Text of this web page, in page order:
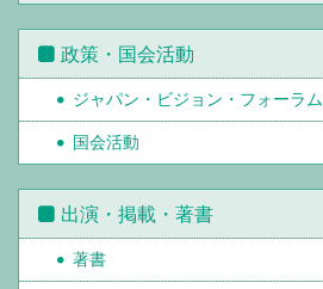
政策・国会活動
ジャパン・ビジョン・フォーラム
国会活動
出演・掲載・著書
著書